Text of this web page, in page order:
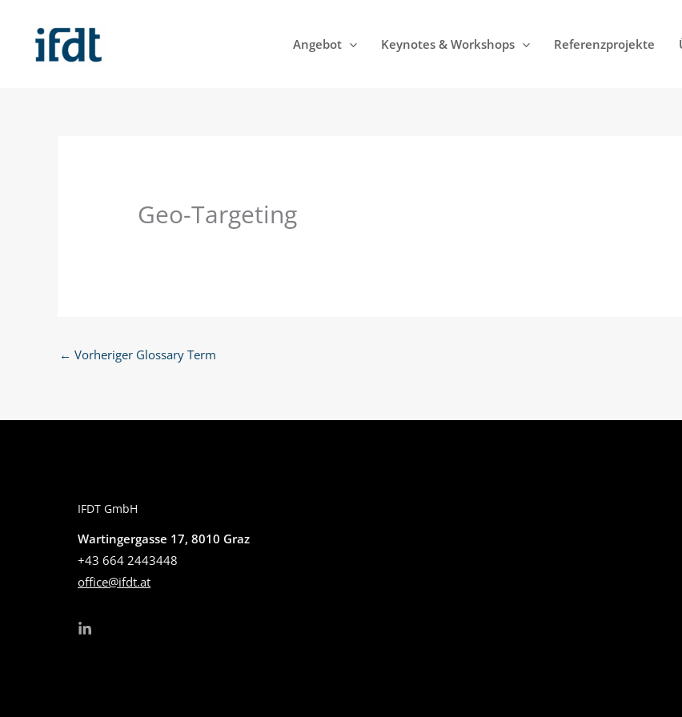
springen
Angebot Keynotes & Workshops Referenzprojekte
Geo-Targeting
← Vorheriger Glossary Term
IFDT GmbH
Wartingergasse 17, 8010 Graz
+43 664 2443448
office@ifdt.at